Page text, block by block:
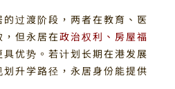
过渡阶段，两者在教育、医
但永居在政治权利、房屋福
具优势。若计划长期在港发展
升学路径，永居身份能提供